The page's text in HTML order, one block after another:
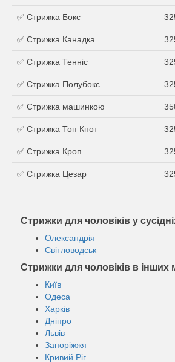
✅ Стрижка Бокс
✅ Стрижка Канадка
✅ Стрижка Теннiс
✅ Стрижка Полубокс
✅ Стрижка машинкою
✅ Стрижка Топ Кнот
✅ Стрижка Кроп
✅ Стрижка Цезар
Стрижки для чоловіків у
Олександрія
Світловодськ
Стрижки для чоловіків в інших
Київ
Одеса
Харків
Дніпро
Львів
Запоріжжя
Кривий Ріг